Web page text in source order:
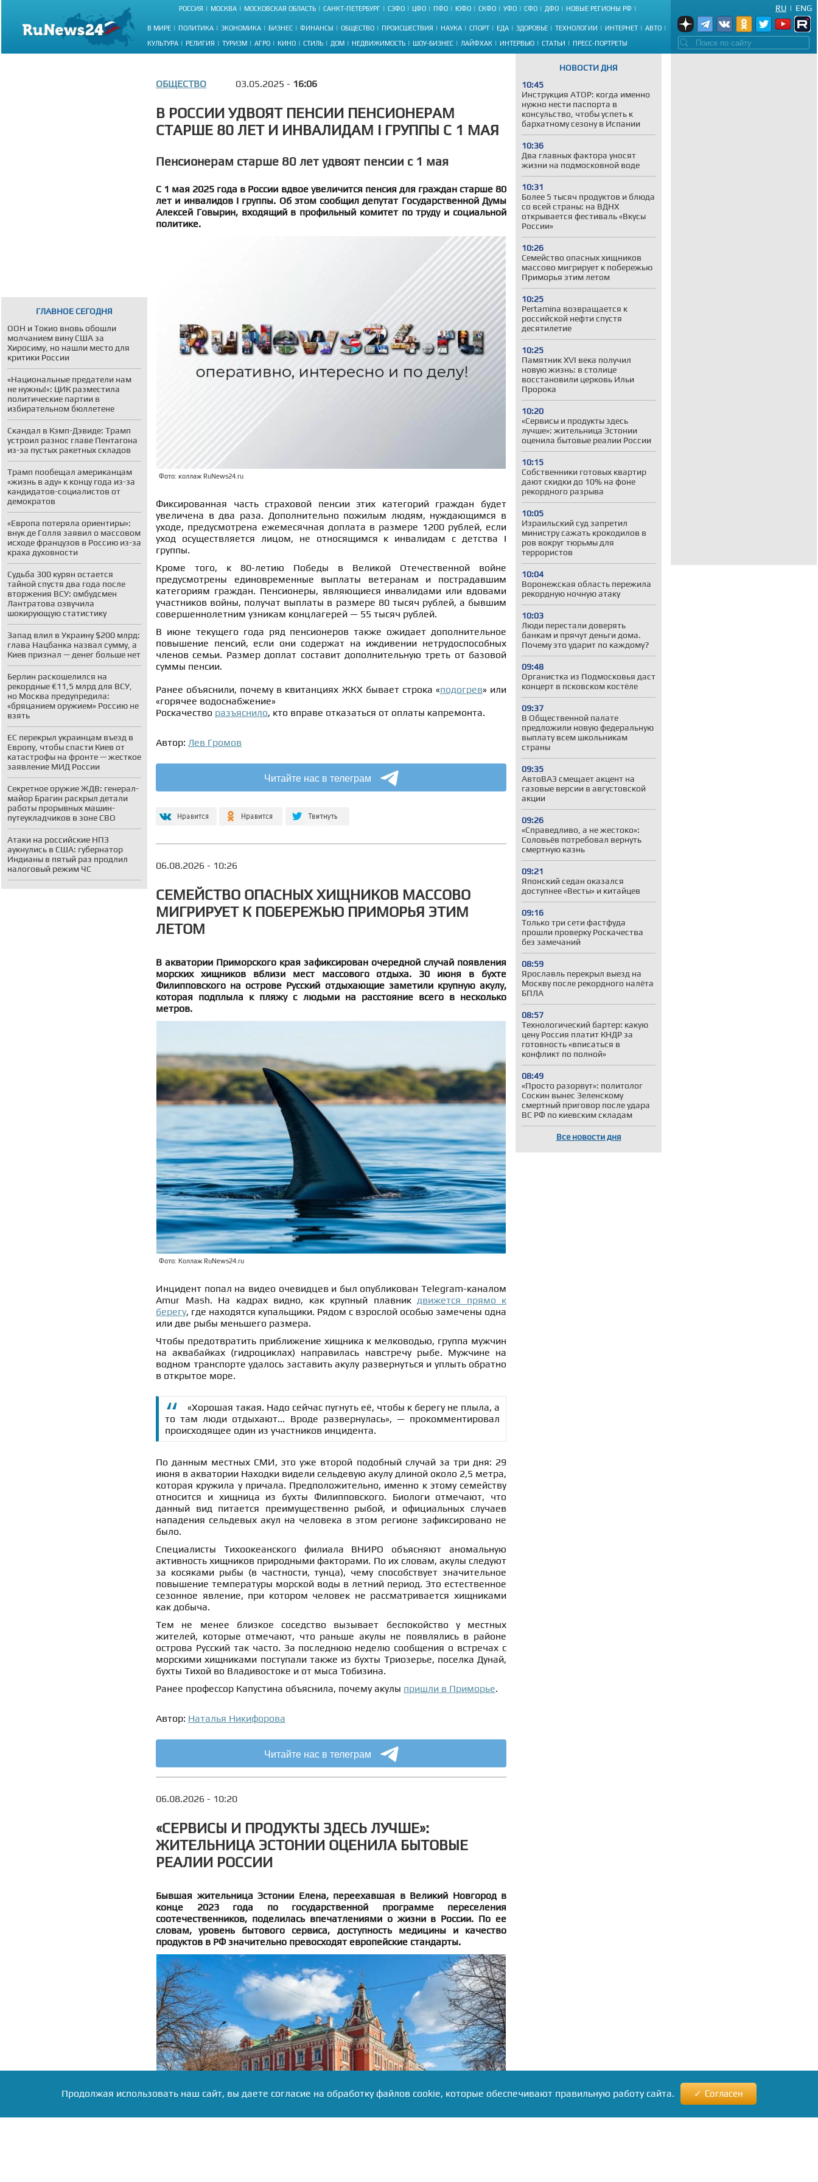
РОССИЯ МОСКВА МОСКОВСКАЯ ОБЛАСТЬ САНКТ-ПЕТЕРБУРГ СЗФО ЦФО ПФО ЮФО СКФО УФО СФО ДФО НОВЫЕ РЕГИОНЫ РФ
В МИРЕ ПОЛИТИКА ЭКОНОМИКА БИЗНЕС ФИНАНСЫ ОБЩЕСТВО ПРОИСШЕСТВИЯ НАУКА СПОРТ ЕДА ЗДОРОВЬЕ ТЕХНОЛОГИИ ИНТЕРНЕТ АВТО
КУЛЬТУРА РЕЛИГИЯ ТУРИЗМ АГРО КИНО СТИЛЬ ДОМ НЕДВИЖИМОСТЬ ШОУ-БИЗНЕС ЛАЙФХАК ИНТЕРВЬЮ СТАТЬИ ПРЕСС-ПОРТРЕТЫ
ENG
|
RU
ГЛАВНОЕ СЕГОДНЯ
ООН и Токио вновь обошли
молчанием вину США за
Хиросиму, но нашли место для
критики России
«Национальные предатели нам
не нужны!»: ЦИК разместила
политические партии в
избирательном бюллетене
Скандал в Кэмп-Дэвиде: Трамп
устроил разнос главе Пентагона
из-за пустых ракетных складов
Трамп пообещал американцам
«жизнь в аду» к концу года из-за
кандидатов-социалистов от
демократов
«Европа потеряла ориентиры»:
внук де Голля заявил о массовом
исходе французов в Россию из-за
краха духовности
Судьба 300 курян остается
тайной спустя два года после
вторжения ВСУ: омбудсмен
Лантратова озвучила
шокирующую статистику
Запад влил в Украину $200 млрд:
глава Нацбанка назвал сумму, а
Киев признал — денег больше нет
Берлин раскошелился на
рекордные €11,5 млрд для ВСУ,
но Москва предупредила:
«бряцанием оружием» Россию не
взять
ЕС перекрыл украинцам въезд в
Европу, чтобы спасти Киев от
катастрофы на фронте — жесткое
заявление МИД России
Секретное оружие ЖДВ: генерал-
майор Брагин раскрыл детали
работы прорывных машин-
путеукладчиков в зоне СВО
Атаки на российские НПЗ
аукнулись в США: губернатор
Индианы в пятый раз продлил
налоговый режим ЧС
НОВОСТИ ДНЯ
10:45
Инструкция АТОР: когда именно
нужно нести паспорта в
консульство, чтобы успеть к
бархатному сезону в Испании
10:36
Два главных фактора уносят
жизни на подмосковной воде
10:31
Более 5 тысяч продуктов и блюда
со всей страны: на ВДНХ
открывается фестиваль «Вкусы
России»
10:26
Семейство опасных хищников
массово мигрирует к побережью
Приморья этим летом
10:25
Pertamina возвращается к
российской нефти спустя
десятилетие
10:25
Памятник XVI века получил
новую жизнь: в столице
восстановили церковь Ильи
Пророка
10:20
«Сервисы и продукты здесь
лучше»: жительница Эстонии
оценила бытовые реалии России
10:15
Собственники готовых квартир
дают скидки до 10% на фоне
рекордного разрыва
10:05
Израильский суд запретил
министру сажать крокодилов в
ров вокруг тюрьмы для
террористов
10:04
Воронежская область пережила
рекордную ночную атаку
10:03
Люди перестали доверять
банкам и прячут деньги дома.
Почему это ударит по каждому?
09:48
Органистка из Подмосковья даст
концерт в псковском костёле
09:37
В Общественной палате
предложили новую федеральную
выплату всем школьникам
страны
09:35
АвтоВАЗ смещает акцент на
газовые версии в августовской
акции
09:26
«Справедливо, а не жестоко»:
Соловьёв потребовал вернуть
смертную казнь
09:21
Японский седан оказался
доступнее «Весты» и китайцев
09:16
Только три сети фастфуда
прошли проверку Роскачества
без замечаний
08:59
Ярославль перекрыл выезд на
Москву после рекордного налёта
БПЛА
08:57
Технологический бартер: какую
цену Россия платит КНДР за
готовность «вписаться в
конфликт по полной»
08:49
«Просто разорвут»: политолог
Соскин вынес Зеленскому
смертный приговор после удара
ВС РФ по киевским складам
Все новости дня
ОБЩЕСТВО 03.05.2025 - 16:06
В РОССИИ УДВОЯТ ПЕНСИИ ПЕНСИОНЕРАМ
СТАРШЕ 80 ЛЕТ И ИНВАЛИДАМ I ГРУППЫ С 1 МАЯ
Пенсионерам старше 80 лет удвоят пенсии с 1 мая
С 1 мая 2025 года в России вдвое увеличится пенсия для граждан старше 80
лет и инвалидов I группы. Об этом сообщил депутат Государственной Думы
Алексей Говырин, входящий в профильный комитет по труду и социальной
политике.
Фото: коллаж RuNews24.ru
Фиксированная часть страховой пенсии этих категорий граждан будет
увеличена в два раза. Дополнительно пожилым людям, нуждающимся в
уходе, предусмотрена ежемесячная доплата в размере 1200 рублей, если
уход осуществляется лицом, не относящимся к инвалидам с детства I
группы.
Кроме того, к 80-летию Победы в Великой Отечественной войне
предусмотрены единовременные выплаты ветеранам и пострадавшим
категориям граждан. Пенсионеры, являющиеся инвалидами или вдовами
участников войны, получат выплаты в размере 80 тысяч рублей, а бывшим
совершеннолетним узникам концлагерей — 55 тысяч рублей.
В июне текущего года ряд пенсионеров также ожидает дополнительное
повышение пенсий, если они содержат на иждивении нетрудоспособных
членов семьи. Размер доплат составит дополнительную треть от базовой
суммы пенсии.
Ранее объяснили, почему в квитанциях ЖКХ бывает строка «подогрев» или
«горячее водоснабжение»
Роскачество разъяснило, кто вправе отказаться от оплаты капремонта.
Автор: Лев Громов
Читайте нас в телеграм
06.08.2026 - 10:26
СЕМЕЙСТВО ОПАСНЫХ ХИЩНИКОВ МАССОВО
МИГРИРУЕТ К ПОБЕРЕЖЬЮ ПРИМОРЬЯ ЭТИМ
ЛЕТОМ
В акватории Приморского края зафиксирован очередной случай появления
морских хищников вблизи мест массового отдыха. 30 июня в бухте
Филипповского на острове Русский отдыхающие заметили крупную акулу,
которая подплыла к пляжу с людьми на расстояние всего в несколько
метров.
Фото: Коллаж RuNews24.ru
Инцидент попал на видео очевидцев и был опубликован Telegram-каналом
Amur Mash. На кадрах видно, как крупный плавник движется прямо к
берегу, где находятся купальщики. Рядом с взрослой особью замечены одна
или две рыбы меньшего размера.
Чтобы предотвратить приближение хищника к мелководью, группа мужчин
на аквабайках (гидроциклах) направилась навстречу рыбе. Мужчине на
водном транспорте удалось заставить акулу развернуться и уплыть обратно
в открытое море.
«Хорошая такая. Надо сейчас пугнуть её, чтобы к берегу не плыла, а
то там люди отдыхают... Вроде развернулась», — прокомментировал
происходящее один из участников инцидента.
По данным местных СМИ, это уже второй подобный случай за три дня: 29
июня в акватории Находки видели сельдевую акулу длиной около 2,5 метра,
которая кружила у причала. Предположительно, именно к этому семейству
относится и хищница из бухты Филипповского. Биологи отмечают, что
данный вид питается преимущественно рыбой, и официальных случаев
нападения сельдевых акул на человека в этом регионе зафиксировано не
было.
Специалисты Тихоокеанского филиала ВНИРО объясняют аномальную
активность хищников природными факторами. По их словам, акулы следуют
за косяками рыбы (в частности, тунца), чему способствует значительное
повышение температуры морской воды в летний период. Это естественное
сезонное явление, при котором человек не рассматривается хищниками
как добыча.
Тем не менее близкое соседство вызывает беспокойство у местных
жителей, которые отмечают, что раньше акулы не появлялись в районе
острова Русский так часто. За последнюю неделю сообщения о встречах с
морскими хищниками поступали также из бухты Триозерье, поселка Дунай,
бухты Тихой во Владивостоке и от мыса Тобизина.
Ранее профессор Капустина объяснила, почему акулы пришли в Приморье.
Автор: Наталья Никифорова
Читайте нас в телеграм
06.08.2026 - 10:20
«СЕРВИСЫ И ПРОДУКТЫ ЗДЕСЬ ЛУЧШЕ»:
ЖИТЕЛЬНИЦА ЭСТОНИИ ОЦЕНИЛА БЫТОВЫЕ
РЕАЛИИ РОССИИ
Бывшая жительница Эстонии Елена, переехавшая в Великий Новгород в
конце 2023 года по государственной программе переселения
соотечественников, поделилась впечатлениями о жизни в России. По ее
словам, уровень бытового сервиса, доступность медицины и качество
продуктов в РФ значительно превосходят европейские стандарты.
Продолжая использовать наш сайт, вы даете согласие на обработку файлов cookie, которые обеспечивают правильную работу сайта. Согласен